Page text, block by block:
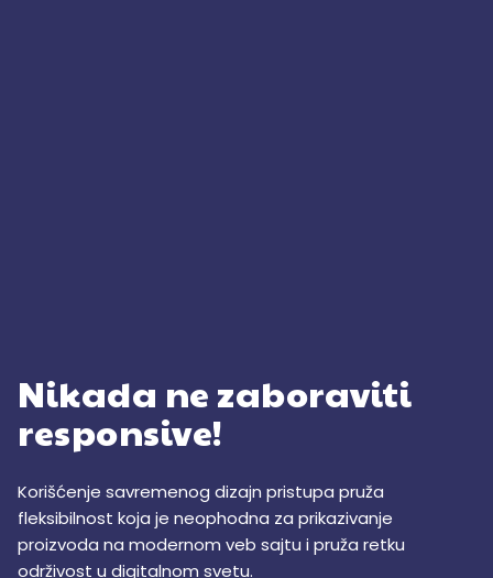
Nikada ne zaboraviti
responsive!
Korišćenje savremenog dizajn pristupa pruža
fleksibilnost koja je neophodna za prikazivanje
proizvoda na modernom veb sajtu i pruža retku
održivost u digitalnom svetu.